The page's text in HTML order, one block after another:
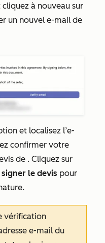
à nouveau sur
un nouvel e-mail de
et localisez l’e-
confirmer votre
de . Cliquez sur
le devis pour
vérification
e-mail du